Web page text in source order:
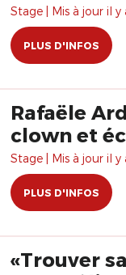
Stage | Mis à jour il y
PLUS D'INFOS
Rafaële
clown et
Stage | Mis à jour il y
PLUS D'INFOS
«Trouver